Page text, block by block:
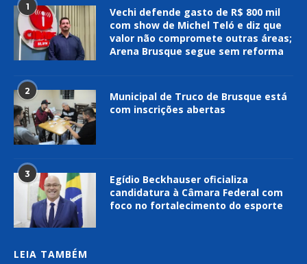
1
Vechi defende gasto de R$ 800 mil
com show de Michel Teló e diz que
valor não compromete outras áreas;
Arena Brusque segue sem reforma
2
Municipal de Truco de Brusque está
com inscrições abertas
3
Egídio Beckhauser oficializa
candidatura à Câmara Federal com
foco no fortalecimento do esporte
LEIA TAMBÉM